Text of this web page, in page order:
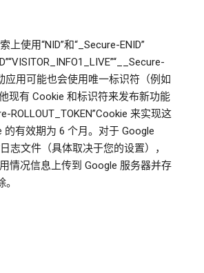
使用“NID”和“_Secure-ENID”
应用可能也会使用唯一标识符（例如
现有 Cookie 和标识符来发布新功能
来实现这
的有效期为 6 个月。对于 Google
志文件（具体取决于您的设置），
情况信息上传到 Google 服务器并存